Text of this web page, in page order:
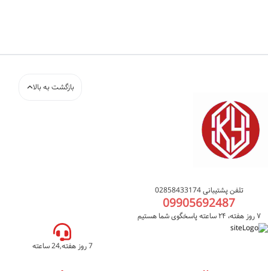
تلفن پشتیبانی 02858433174
09905692487
۷ روز هفته، ۲۴ ساعته پاسخگوی شما هستیم
بازگشت به بالا
7 روز هفته,24 ساعته